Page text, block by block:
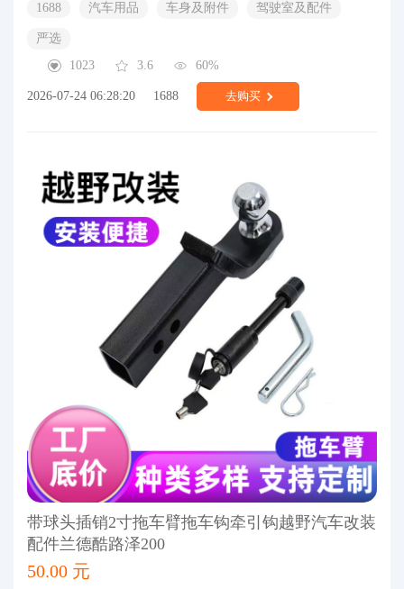
1688 汽车用品 车身及附件 驾驶室及配件
严选
1023
3.6 60%
2026-07-24 06:28:20 1688 去购买
带球头插销2寸拖车臂拖车钩牵引钩越野汽车改装
配件兰德酷路泽200
50.00 元